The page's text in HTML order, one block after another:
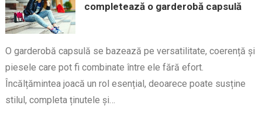
completează o garderobă capsulă
O garderobă capsulă se bazează pe versatilitate, coerență și
piesele care pot fi combinate între ele fără efort.
Încălțămintea joacă un rol esențial, deoarece poate susține
stilul, completa ținutele și…